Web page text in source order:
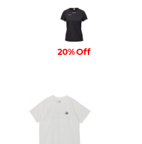
20% Off